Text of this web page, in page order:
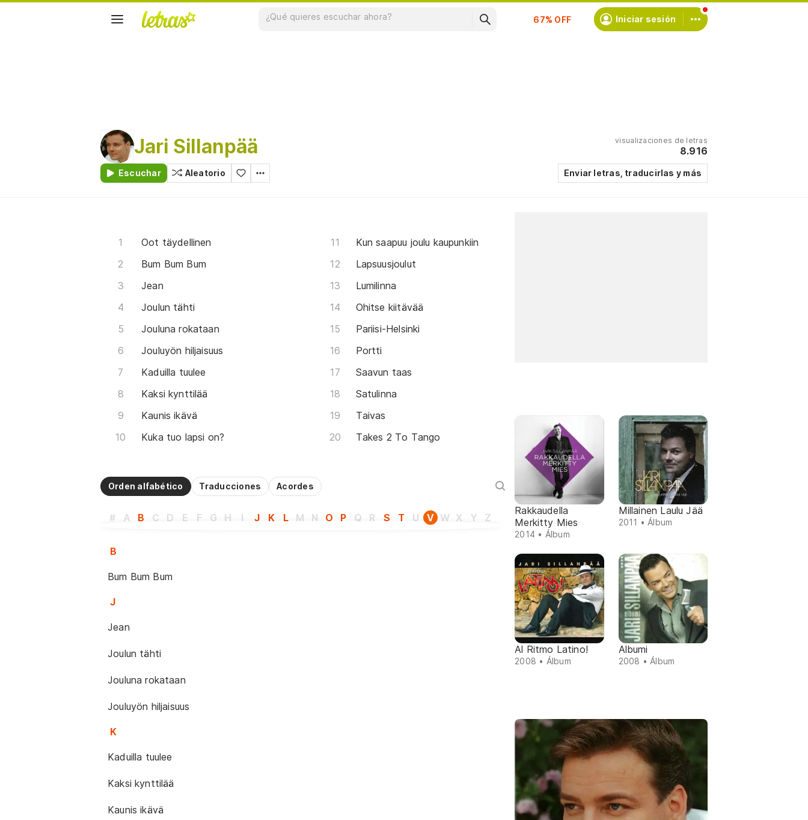
Suscríbete Iniciar sesión
Jari Sillanpää
Escuchar Aleatorio
visualizaciones de letras
8.916
Enviar letras, traducirlas y más
Oot täydellinen
Bum Bum Bum
Jean
Joulun tähti
Jouluna rokataan
Jouluyön hiljaisuus
Kaduilla tuulee
Kaksi kynttilää
Kaunis ikävä
Kuka tuo lapsi on?
Kun saapuu joulu kaupunkiin
Lapsuusjoulut
Lumilinna
Ohitse kiitävää
Pariisi-Helsinki
Portti
Saavun taas
Satulinna
Taivas
Takes 2 To Tango
Orden alfabético Traducciones Acordes
# A B C D E F G H I J K L M N O P Q R S T U V W X Y Z
B
Bum Bum Bum
J
Jean
Joulun tähti
Jouluna rokataan
Jouluyön hiljaisuus
K
Kaduilla tuulee
Kaksi kynttilää
Kaunis ikävä
Rakkaudella
Merkitty Mies
2014 • Álbum
Millainen Laulu Jää
2011 • Álbum
Al Ritmo Latino!
2008 • Álbum
Albumi
2008 • Álbum